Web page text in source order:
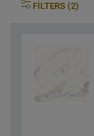
FILTERS (2)